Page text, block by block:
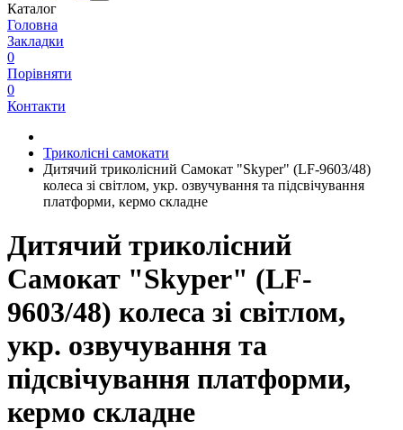
Каталог
Головна
Закладки
0
Порівняти
0
Контакти
Триколісні самокати
Дитячий триколісний Самокат "Skyper" (LF-9603/48)
колеса зі світлом, укр. озвучування та підсвічування
платформи, кермо складне
Дитячий триколісний
Самокат "Skyper" (LF-
9603/48) колеса зі світлом,
укр. озвучування та
підсвічування платформи,
кермо складне